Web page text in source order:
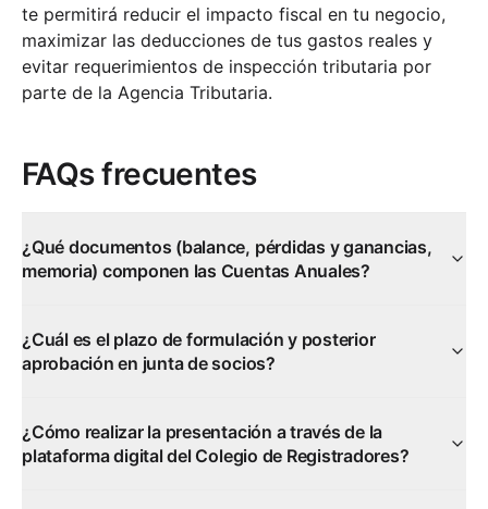
te permitirá reducir el impacto fiscal en tu negocio,
maximizar las deducciones de tus gastos reales y
evitar requerimientos de inspección tributaria por
parte de la Agencia Tributaria.
FAQs frecuentes
¿Qué documentos (balance, pérdidas y ganancias,
memoria) componen las Cuentas Anuales?
¿Cuál es el plazo de formulación y posterior
aprobación en junta de socios?
¿Cómo realizar la presentación a través de la
plataforma digital del Colegio de Registradores?